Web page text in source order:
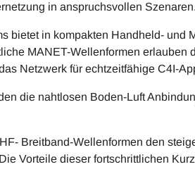
in anspruchsvollen Szenaren.
bietet in kompakten Handheld- und
MANET-Wellenformen erlauben
Netzwerk für echtzeitfähige C4I-
die nahtlosen Boden-Luft
Breitband-Wellenformen den
Vorteile dieser fortschrittlichen